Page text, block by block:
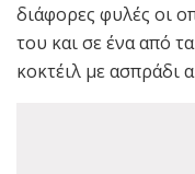
διάφορες φυλές οι
του και σε ένα από
κοκτέιλ με ασπράδι